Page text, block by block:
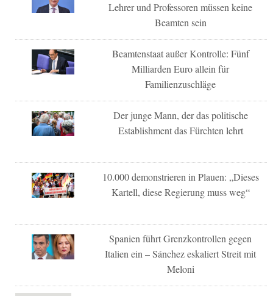
Lehrer und Professoren müssen keine
Beamten sein
Beamtenstaat außer Kontrolle: Fünf
Milliarden Euro allein für
Familienzuschläge
Der junge Mann, der das politische
Establishment das Fürchten lehrt
10.000 demonstrieren in Plauen: „Dieses
Kartell, diese Regierung muss weg“
Spanien führt Grenzkontrollen gegen
Italien ein – Sánchez eskaliert Streit mit
Meloni